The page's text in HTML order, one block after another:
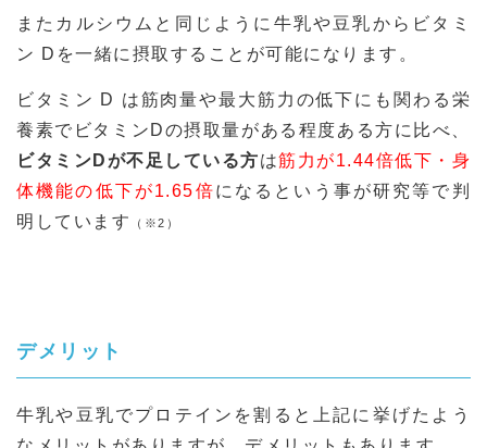
またカルシウムと同じように牛乳や豆乳からビタミ
ン Dを一緒に摂取することが可能になります。
ビタミン D は筋肉量や最大筋力の低下にも関わる栄
養素でビタミンDの摂取量がある程度ある方に比べ、
ビタミンDが不足している方は筋力が1.44倍低下・身
体機能の低下が1.65倍になるという事が研究等で判
明しています
（※2）
デメリット
牛乳や豆乳でプロテインを割ると上記に挙げたよう